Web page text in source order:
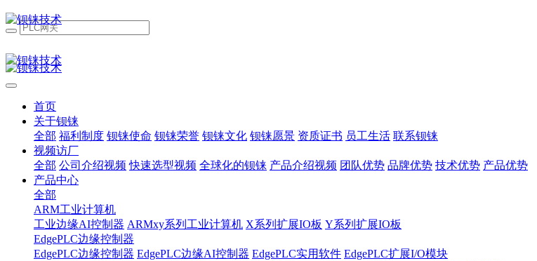
首页
关于钡铼
全部 福利制度 钡铼使命 钡铼荣誉 钡铼文化 钡铼愿景 资质证书 员工生活 联系钡铼
视频访厂
全部 公司介绍视频 快速选型视频 全球化的钡铼 产品介绍视频 团队优势 品牌优势 技术优势 产品优势
产品中心
全部
ARM工业计算机
工业边缘AI控制器 ARMxy系列工业计算机 X系列扩展IO板 Y系列扩展IO板
EdgePLC边缘控制器
EdgePLC边缘控制器 EdgePLC边缘AI控制器 EdgePLC实用软件 EdgePLC扩展I/O模块